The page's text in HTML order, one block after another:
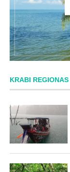
KRABI REGIONAS